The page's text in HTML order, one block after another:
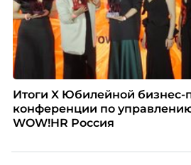
Итоги X Юбилейной бизнес-
конференции по
WOW!HR Россия